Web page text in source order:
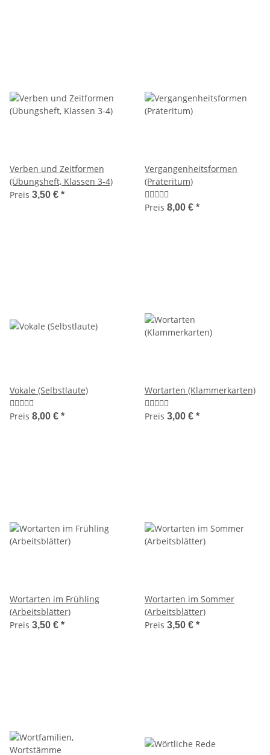
Verben und Zeitformen
(Übungsheft, Klassen 3-4)
Preis 3,50 € *
Vergangenheitsformen
(Präteritum)
Preis 8,00 € *
Vokale (Selbstlaute)
Preis 8,00 € *
Wortarten (Klammerkarten)
Preis 3,00 € *
Wortarten im Frühling
(Arbeitsblätter)
Preis 3,50 € *
Wortarten im Sommer
(Arbeitsblätter)
Preis 3,50 € *